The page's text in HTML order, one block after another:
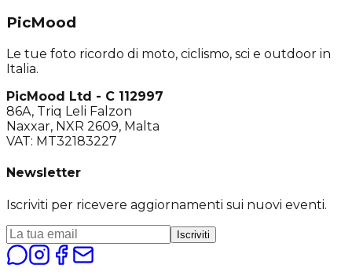
PicMood
Le tue foto ricordo di moto, ciclismo, sci e outdoor in
Italia.
PicMood Ltd - C 112997
86A, Triq Leli Falzon
Naxxar, NXR 2609, Malta
VAT: MT32183227
Newsletter
Iscriviti per ricevere aggiornamenti sui nuovi eventi.
Iscriviti